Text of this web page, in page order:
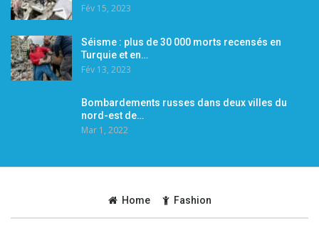
Fév 15, 2023
Séisme : plus de 30 000 morts recensés en
Turquie et en…
Fév 13, 2023
Bombardements russes dans deux villes du
nord-est de…
Mar 1, 2022
Home Fashion